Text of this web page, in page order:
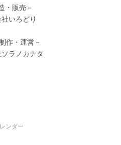
・販売－
いろどり
作・運営－
ラノカナタ
ンダー